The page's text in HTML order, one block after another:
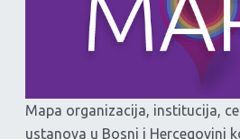
Mapa organizacija, institucija,
ustanova u Bosni i Hercegovini